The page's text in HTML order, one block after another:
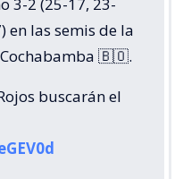
en las semis de la
Cochabamba 🇧🇴.
buscarán el